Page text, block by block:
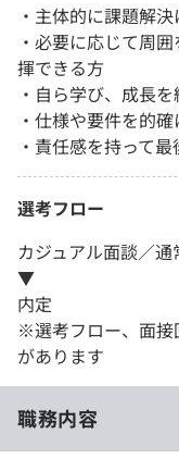
・主体的に課題解
・必要に応じて周
揮できる方
・自ら学び、成長
・仕様や要件を的
・責任感を持って
選考フロー
カジュアル面談／通
▼
内定
※選考フロー、面接
があります
職務内容